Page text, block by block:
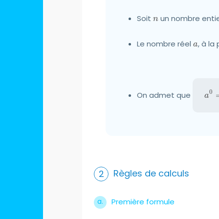
Soit n
n un nombre
Le nombre réel a
a, à la
On admet que a0
Règles de calculs
Première formule